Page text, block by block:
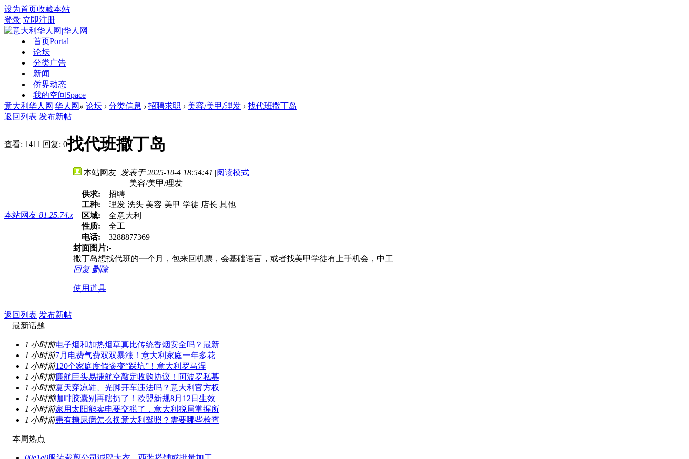
设为首页收藏本站
登录 立即注册
首页Portal
论坛
分类广告
新闻
侨界动态
我的空间Space
意大利华人网|华人网 » 论坛 › 分类信息 › 招聘求职 › 美容/美甲/理发 › 找代班撒丁岛
返回列表 发布新帖
查看: 1411 |回复: 0找代班撒丁岛
本站网友 81.25.74.x
本站网友 发表于 2025-10-4 18:54:41 |阅读模式
美容/美甲/理发
供求:
招聘
工种:
理发 洗头 美容 美甲 学徒 店长 其他
区域:
全意大利
性质:
全工
电话:
3288877369
封面图片:-
撒丁岛想找代班的一个月，包来回机票，会基础语言，或者找美甲学徒有上手机会，中工
回复 删除
使用道具
返回列表 发布新帖
最新话题
1 小时前电子烟和加热烟草真比传统香烟安全吗？最新
1 小时前7月电费气费双双暴涨！意大利家庭一年多花
1 小时前120个家庭度假惨变“踩坑”！意大利罗马涅
1 小时前廉航巨头易捷航空敲定收购协议！阿波罗私募
1 小时前夏天穿凉鞋、光脚开车违法吗？意大利官方权
1 小时前咖啡胶囊别再瞎扔了！欧盟新规8月12日生效
1 小时前家用太阳能卖电要交税了，意大利税局掌握所
1 小时前患有糖尿病怎么换意大利驾照？需要哪些检查
本周热点